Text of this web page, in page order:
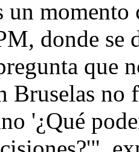
un
donde se
que
Bruselas no
'¿Qué